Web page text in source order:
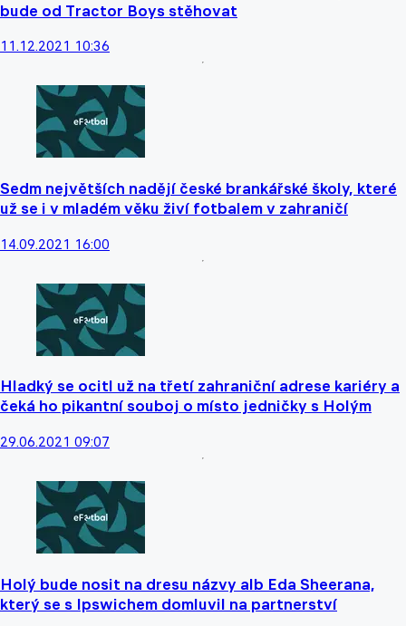
bude od Tractor Boys stěhovat
11.12.2021 10:36
Sedm největších nadějí české brankářské školy, které
už se i v mladém věku živí fotbalem v zahraničí
14.09.2021 16:00
Hladký se ocitl už na třetí zahraniční adrese kariéry a
čeká ho pikantní souboj o místo jedničky s Holým
29.06.2021 09:07
Holý bude nosit na dresu názvy alb Eda Sheerana,
který se s Ipswichem domluvil na partnerství